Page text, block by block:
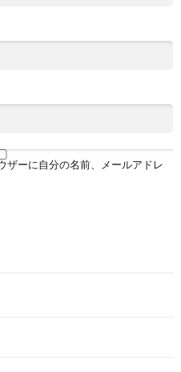
ザーに自分の名前、メールアドレ